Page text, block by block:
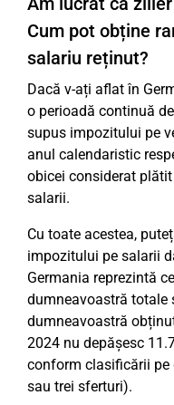
Cum pot obține
salariu reținut?
Dacă v-ați aflat în
o perioadă continuă
supus impozitului pe
anul calendaristic
obicei considerat
salarii.
Cu toate acestea,
impozitului pe salarii
Germania reprezintă
dumneavoastră totale
dumneavoastră
2024 nu depășesc
conform clasificării pe
sau trei sferturi).